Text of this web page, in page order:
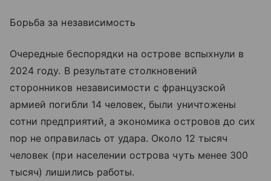
Борьба за независимость
Очередные беспорядки на острове вспыхнули в
2024 году. В результате столкновений
сторонников независимости с французской
армией погибли 14 человек, были уничтожены
сотни предприятий, а экономика островов до сих
пор не оправилась от удара. Около 12 тысяч
человек (при населении острова чуть менее 300
тысяч) лишились работы.